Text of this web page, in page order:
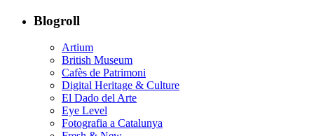
Blogroll
Artium
British Museum
Cafès de Patrimoni
Digital Heritage & Culture
El Dado del Arte
Eye Level
Fotografia a Catalunya